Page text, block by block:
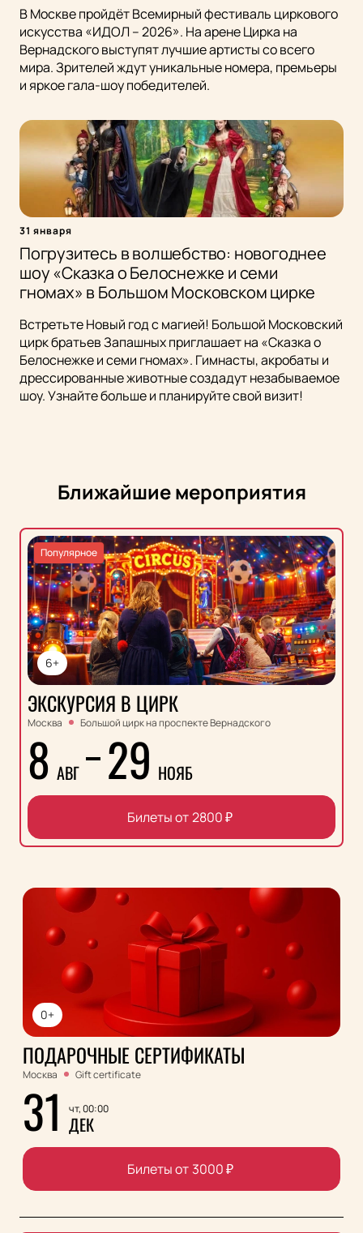
В Москве пройдёт Всемирный фестиваль циркового
искусства «ИДОЛ – 2026». На арене Цирка на
Вернадского выступят лучшие артисты со всего
мира. Зрителей ждут уникальные номера, премьеры
и яркое гала-шоу победителей.
31 января
Погрузитесь в волшебство: новогоднее
шоу «Сказка о Белоснежке и семи
гномах» в Большом Московском цирке
Встретьте Новый год с магией! Большой Московский
цирк братьев Запашных приглашает на «Сказка о
Белоснежке и семи гномах». Гимнасты, акробаты и
дрессированные животные создадут незабываемое
шоу. Узнайте больше и планируйте свой визит!
Ближайшие мероприятия
6+
Популярное
ЭКСКУРСИЯ В ЦИРК
Москва Большой цирк на проспекте Вернадского
8 АВГ 29 НОЯБ
Билеты от2800₽
0+
ПОДАРОЧНЫЕ СЕРТИФИКАТЫ
Москва Gift certificate
31 чт, 00:00
ДЕК
Билеты от 3000₽